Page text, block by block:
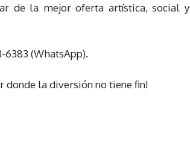
de la mejor oferta artística, social y
6383 (WhatsApp).
donde la diversión no tiene fin!